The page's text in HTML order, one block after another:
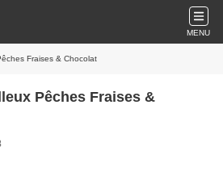
MENU
Fraises & Chocolat
Pêches Fraises &